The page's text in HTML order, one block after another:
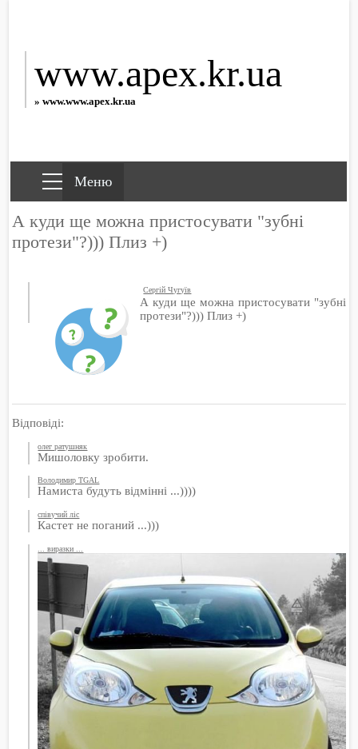
www.apex.kr.ua
» www.www.apex.kr.ua
А куди ще можна пристосувати "зубні
протези"?))) Плиз +)
Сергій Чугуїв
А куди ще можна пристосувати "зубні
протези"?))) Плиз +)
Відповіді:
олег ратушняк
Мишоловку зробити.
Володимир TGAL
Намиста будуть відмінні ...))))
співучий ліс
Кастет не поганий ...)))
... виразки ...